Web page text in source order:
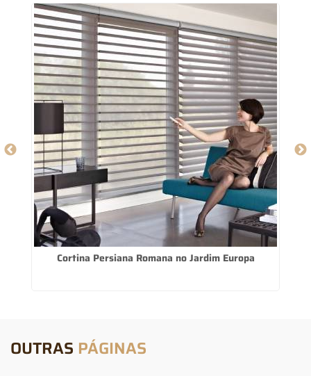
Cortina Persiana Romana no Jardim Europa
OUTRAS PÁGINAS